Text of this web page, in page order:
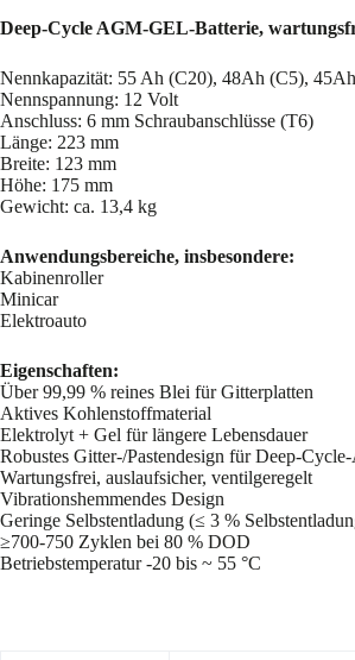
Deep-Cycle AGM-GEL-Batterie,
Nennkapazität: 55 Ah (C20), 48Ah (C5),
Nennspannung: 12 Volt
Anschluss: 6 mm Schraubanschlüsse (T6)
Länge: 223 mm
Breite: 123 mm
Höhe: 175 mm
Gewicht: ca. 13,4 kg
Anwendungsbereiche, insbesondere:
Kabinenroller
Minicar
Elektroauto
Eigenschaften:
Über 99,99 % reines Blei für Gitterplatten
Aktives Kohlenstoffmaterial
Elektrolyt + Gel für längere Lebensdauer
Robustes Gitter-/Pastendesign für Deep-
Wartungsfrei, auslaufsicher, ventilgeregelt
Vibrationshemmendes Design
Geringe Selbstentladung (≤ 3 %
≥700-750 Zyklen bei 80 % DOD
Betriebstemperatur -20 bis ~ 55 °C